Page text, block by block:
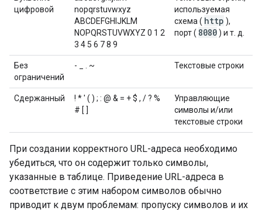
цифровой
nopqrstuvwxyz
ABCDEFGHIJKLM
NOPQRSTUVWXYZ 0 1 2
3 4 5 6 7 8 9
используемая
схема ( http ),
порт ( 8080) и т. д.
Без
ограничений
- _ . ~ Текстовые строки
Сдержанный
! * ' ( ) ; : @ & = + $ , / ? %
# [ ]
Управляющие
символы и/или
текстовые строки
При создании корректного URL-адреса необходимо
убедиться, что он содержит только символы,
указанные в таблице. Приведение URL-адреса в
соответствие с этим набором символов обычно
приводит к двум проблемам: пропуску символов и их